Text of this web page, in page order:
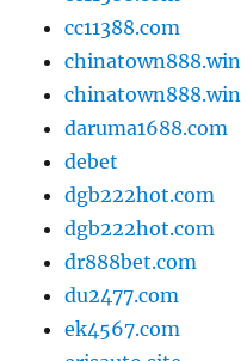
cc11388.com
chinatown888.win
chinatown888.win
daruma1688.com
debet
dgb222hot.com
dgb222hot.com
dr888bet.com
du2477.com
ek4567.com